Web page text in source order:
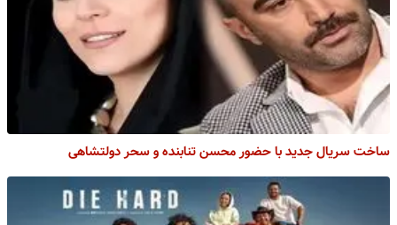
ساخت سریال جدید با حضور محسن تنابنده و سحر دولتشاهی